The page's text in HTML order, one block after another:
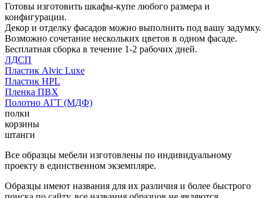
Готовы изготовить шкафы-купе любого размера и
конфигурации.
Декор и отделку фасадов можно выполнить под вашу задумку.
Возможно сочетание нескольких цветов в одном фасаде.
Бесплатная сборка в течение 1-2 рабочих дней.
ЛДСП
Пластик Alvic Luxe
Пластик HPL
Пленка ПВХ
Полотно АГТ (МДФ)
полки
корзины
штанги
Все образцы мебели изготовлены по индивидуальному
проекту в единственном экземпляре.
Образцы имеют названия для их различия и более быстрого